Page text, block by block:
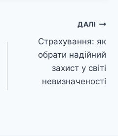
ДАЛІ
Страхування: як
обрати надійний
захист у світі
невизначеності